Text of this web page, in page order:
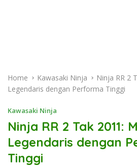
Home Kawasaki Ninja
Ninja RR 2
Legendaris dengan Performa Tinggi
Kawasaki Ninja
Ninja RR 2 Tak 2011:
Legendaris dengan
Tinggi